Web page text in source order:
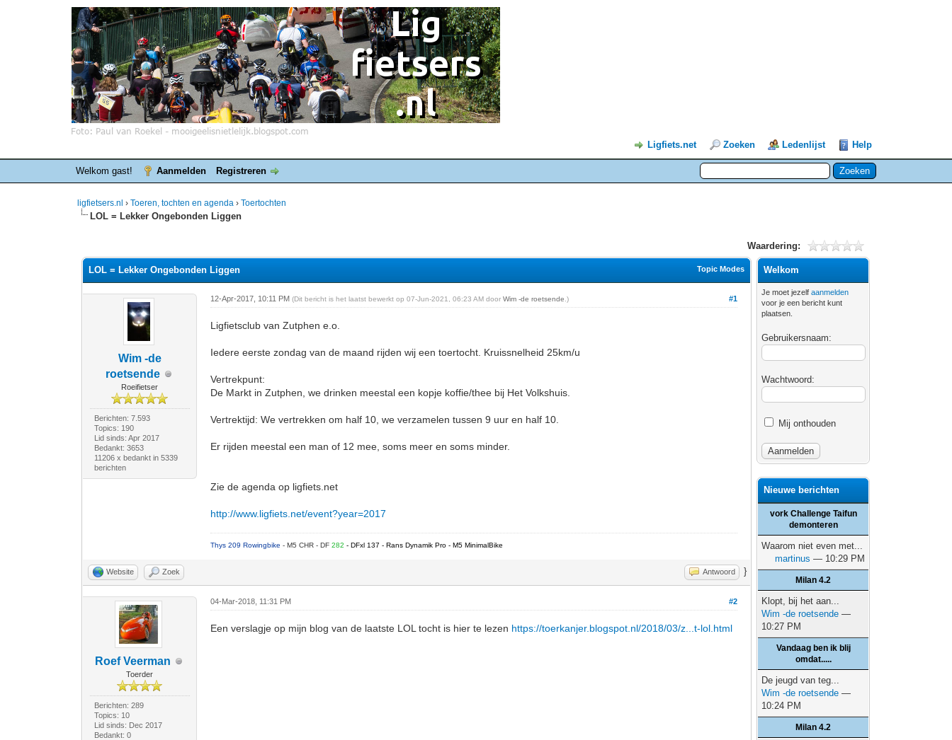
Ligfiets.net Zoeken Ledenlijst Help
Welkom gast! Aanmelden Registreren
ligfietsers.nl ›Toeren, tochten en agenda ›Toertochten
LOL = Lekker Ongebonden Liggen
Waardering:
Topic Modes
LOL = Lekker Ongebonden Liggen
Wim -de
roetsende
Roeifietser
Berichten: 7.593
Topics: 190
Lid sinds: Apr 2017
Bedankt: 3653
11206 x bedankt in 5339
berichten
#1
12-Apr-2017, 10:11 PM(Dit bericht is het laatst bewerkt op 07-Jun-2021, 06:23 AM doorWim -de roetsende .)
Ligfietsclub van Zutphen e.o.
Iedere eerste zondag van de maand rijden wij een toertocht. Kruissnelheid 25km/u
Vertrekpunt:
De Markt in Zutphen, we drinken meestal een kopje koffie/thee bij Het Volkshuis.
Vertrektijd: We vertrekken om half 10, we verzamelen tussen 9 uur en half 10.
Er rijden meestal een man of 12 mee, soms meer en soms minder.
Zie de agenda op ligfiets.net
http://www.ligfiets.net/event?year=2017
Thys 209 Rowingbike- M5 CHR - DF282- DFxl 137 - Rans Dynamik Pro - M5 MinimalBike
Website Zoek Antwoord }
Roef Veerman
Toerder
Berichten: 289
Topics: 10
Lid sinds: Dec 2017
Bedankt: 0
#2
04-Mar-2018, 11:31 PM
Een verslagje op mijn blog van de laatste LOL tocht is hier te lezen https://toerkanjer.blogspot.nl/2018/03/z...t-lol.html
Welkom
Je moet jezelfaanmelden
voor je een bericht kunt
plaatsen.
Gebruikersnaam:
Wachtwoord:
Mij onthouden
Nieuwe berichten
vork Challenge Taifun
demonteren
Waarom niet even met...
martinus — 10:29 PM
Milan 4.2
Klopt, bij het aan...
Wim -de roetsende —
10:27 PM
Vandaag ben ik blij
omdat.....
De jeugd van teg...
Wim -de roetsende —
10:24 PM
Milan 4.2